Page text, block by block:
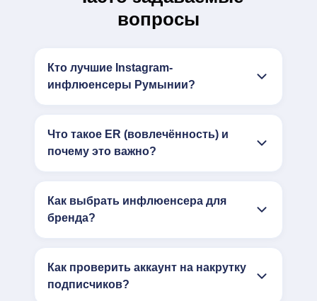
вопросы
Кто лучшие Instagram-
инфлюенсеры Румынии?
Что такое ER (вовлечённость) и
почему это важно?
Как выбрать инфлюенсера для
бренда?
Как проверить аккаунт на накрутку
подписчиков?